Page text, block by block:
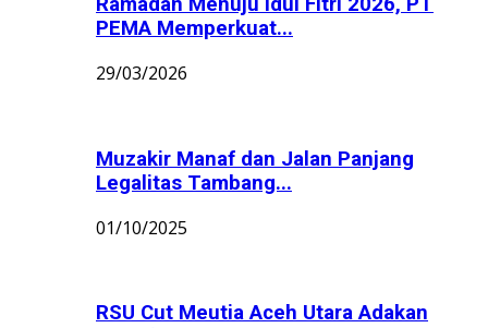
PEMA Memperkuat...
29/03/2026
Muzakir Manaf dan Jalan Panjang
Legalitas Tambang...
01/10/2025
RSU Cut Meutia Aceh Utara Adakan